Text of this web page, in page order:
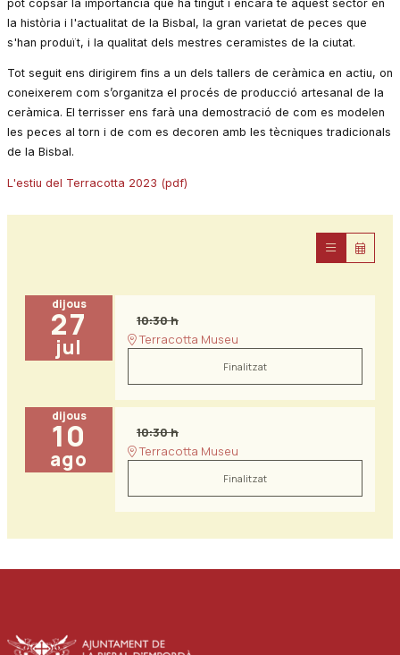
pot copsar la importància que ha tingut i encara té aquest sector en
la història i l'actualitat de la Bisbal, la gran varietat de peces que
s'han produït, i la qualitat dels mestres ceramistes de la ciutat.
Tot seguit ens dirigirem fins a un dels tallers de ceràmica en actiu, on
coneixerem com s’organitza el procés de producció artesanal de la
ceràmica. El terrisser ens farà una demostració de com es modelen
les peces al torn i de com es decoren amb les tècniques tradicionals
de la Bisbal.
L'estiu del Terracotta 2023 (pdf)
dijous
27
jul
10:30 h
Terracotta Museu
Finalitzat
dijous
10
ago
10:30 h
Terracotta Museu
Finalitzat